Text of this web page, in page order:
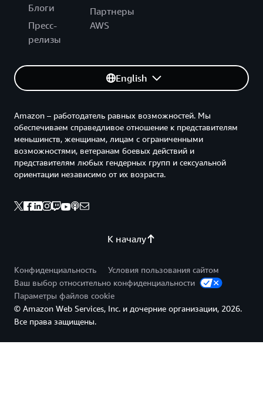
Блоги
Пресс-
релизы
Партнеры
AWS
English
К началу
Amazon – работодатель равных возможностей. Мы
обеспечиваем справедливое отношение к представителям
меньшинств, женщинам, лицам с ограниченными
возможностями, ветеранам боевых действий и
представителям любых гендерных групп и сексуальной
ориентации независимо от их возраста.
Конфиденциальность
Условия пользования сайтом
Ваш выбор относительно конфиденциальности
Параметры файлов cookie
© Amazon Web Services, Inc. и дочерние организации, 2026.
Все права защищены.